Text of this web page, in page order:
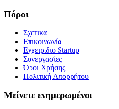
Πόροι
Σχετικά
Επικοινωνία
Εγχειρίδιο Startup
Συνεργασίες
Όροι Χρήσης
Πολιτική Απορρήτου
Μείνετε ενημερωμένοι